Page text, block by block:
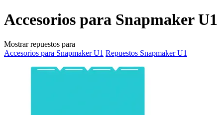
Accesorios para Snapmaker U1
Mostrar repuestos para
Accesorios para Snapmaker U1 Repuestos Snapmaker U1